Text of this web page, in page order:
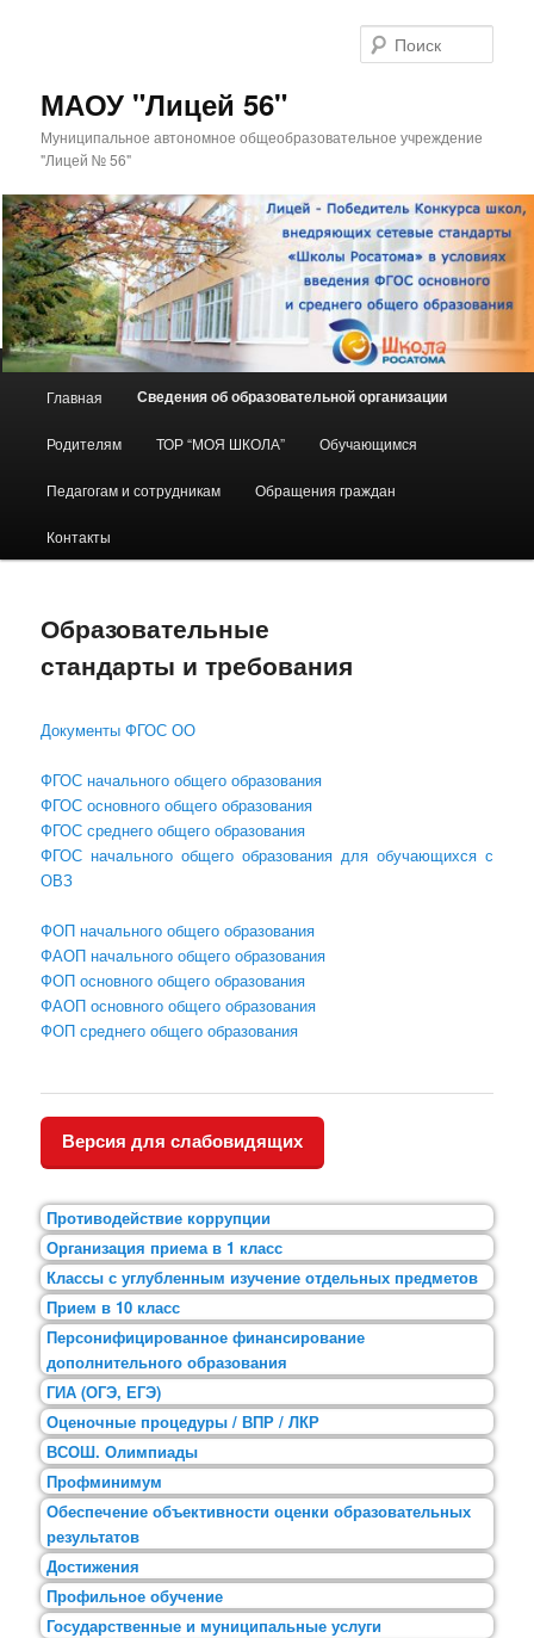
МАОУ "Лицей 56"
Муниципальное автономное общеобразовательное учреждение
"Лицей № 56"
Перейти
к
основному
Главная Сведения об образовательной организации
Родителям ТОР “МОЯ ШКОЛА” Обучающимся
Педагогам и сотрудникам Обращения граждан
Контакты
Образовательные
стандарты и требования
Документы ФГОС ОО
ФГОС начального общего образования
ФГОС основного общего образования
ФГОС среднего общего образования
ФГОС начального общего образования для обучающихся с
ОВЗ
ФОП начального общего образования
ФАОП начального общего образования
ФОП основного общего образования
ФАОП основного общего образования
ФОП среднего общего образования
Версия для слабовидящих
Противодействие коррупции
Организация приема в 1 класс
Классы с углубленным изучение отдельных предметов
Прием в 10 класс
Персонифицированное финансирование
дополнительного образования
ГИА (ОГЭ, ЕГЭ)
Оценочные процедуры / ВПР / ЛКР
ВСОШ. Олимпиады
Профминимум
Обеспечение объективности оценки образовательных
результатов
Достижения
Профильное обучение
Государственные и муниципальные услуги